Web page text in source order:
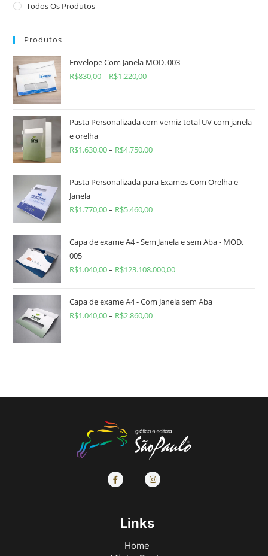
Todos Os Produtos
Produtos
Envelope Com Janela MOD. 003
R$830,00– R$1.220,00
Pasta Personalizada com verniz total UV com janela
e orelha
R$1.630,00– R$4.750,00
Pasta Personalizada para Exames Com Orelha e
Janela
R$1.770,00– R$5.460,00
Capa de exame A4 - Sem Janela e sem Aba - MOD.
005
R$1.040,00– R$123.108.000,00
Capa de exame A4 - Com Janela sem Aba
R$1.040,00– R$2.860,00
Links
Home